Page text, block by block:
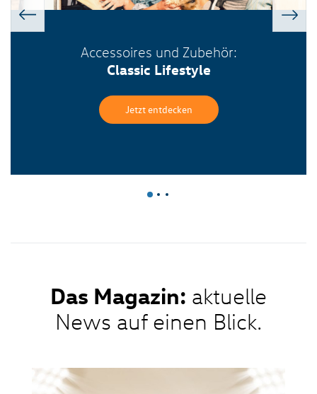
Accessoires und Zubehör:
Classic Lifestyle
Jetzt entdecken
Das Magazin: aktuelle
News auf einen Blick.